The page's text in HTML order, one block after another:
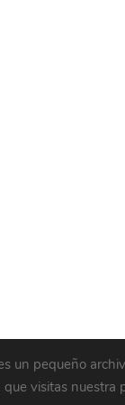
un pequeño
visitas nuestra